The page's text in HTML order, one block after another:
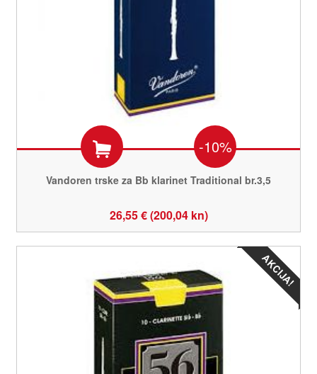
-10%
Vandoren trske za Bb klarinet Traditional br.3,5
26,55 € (200,04 kn)